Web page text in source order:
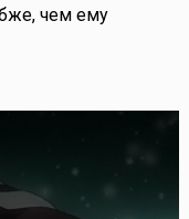
чем ему